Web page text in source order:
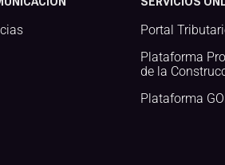
Portal
Plataforma
de la
Plataforma